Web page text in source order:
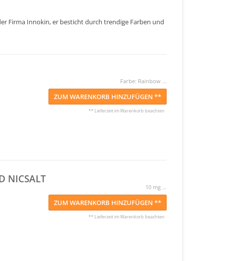
Firma Innokin, er besticht durch trendige Farben und
Farbe: Rainbow ...
ZUM WARENKORB HINZUFÜGEN **
** Lieferzeit im Warenkorb beachten
NICSALT
10 mg ...
ZUM WARENKORB HINZUFÜGEN **
** Lieferzeit im Warenkorb beachten